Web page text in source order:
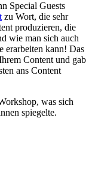
Special Guests
zu Wort, die sehr
produzieren, die
wie man sich auch
erarbeiten kann! Das
Content und gab
ans Content
was sich
spiegelte.